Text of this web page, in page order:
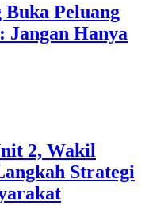
Buka Peluang
Jangan Hanya
2, Wakil
Strategi